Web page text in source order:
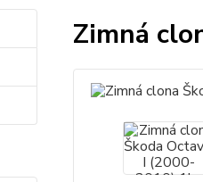
Zimná